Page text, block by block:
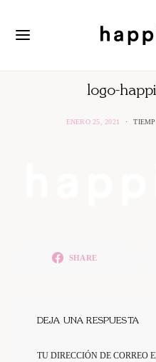
logo-
ENERO 25, 2021
SHARE
DEJA UNA RESPUESTA
TU DIRECCIÓN DE CORREO